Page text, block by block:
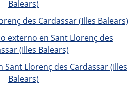
Balears)
des Cardassar (Illes Balears)
externo en Sant Llorenç des
(Illes Balears)
Sant Llorenç des Cardassar (Illes
Balears)